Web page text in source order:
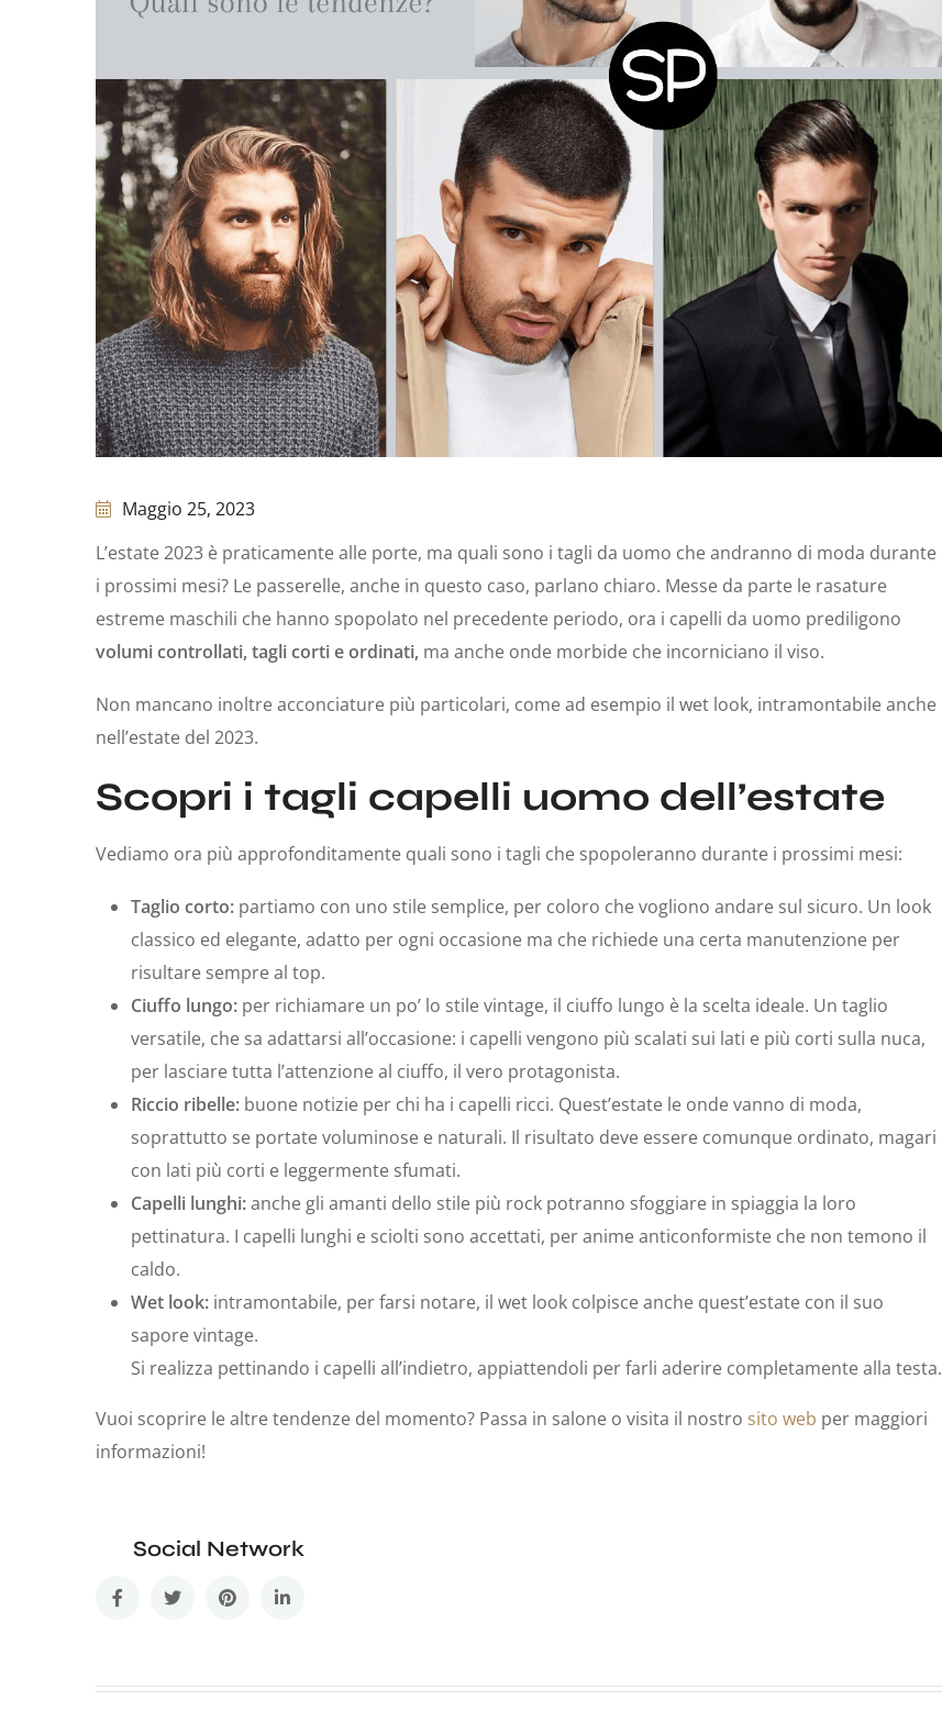
Maggio 25, 2023
L’estate 2023 è praticamente alle porte, ma quali sono i tagli da uomo che andranno di moda durante
i prossimi mesi? Le passerelle, anche in questo caso, parlano chiaro. Messe da parte le rasature
estreme maschili che hanno spopolato nel precedente periodo, ora i capelli da uomo prediligono
volumi controllati, tagli corti e ordinati, ma anche onde morbide che incorniciano il viso.
Non mancano inoltre acconciature più particolari, come ad esempio il wet look, intramontabile anche
nell’estate del 2023.
Scopri i tagli capelli uomo dell’estate
Vediamo ora più approfonditamente quali sono i tagli che spopoleranno durante i prossimi mesi:
Taglio corto: partiamo con uno stile semplice, per coloro che vogliono andare sul sicuro. Un look
classico ed elegante, adatto per ogni occasione ma che richiede una certa manutenzione per
risultare sempre al top.
Ciuffo lungo: per richiamare un po’ lo stile vintage, il ciuffo lungo è la scelta ideale. Un taglio
versatile, che sa adattarsi all’occasione: i capelli vengono più scalati sui lati e più corti sulla nuca,
per lasciare tutta l’attenzione al ciuffo, il vero protagonista.
Riccio ribelle: buone notizie per chi ha i capelli ricci. Quest’estate le onde vanno di moda,
soprattutto se portate voluminose e naturali. Il risultato deve essere comunque ordinato, magari
con lati più corti e leggermente sfumati.
Capelli lunghi:anche gli amanti dello stile più rock potranno sfoggiare in spiaggia la loro
pettinatura. I capelli lunghi e sciolti sono accettati, per anime anticonformiste che non temono il
caldo.
Wet look: intramontabile, per farsi notare, il wet look colpisce anche quest’estate con il suo
sapore vintage.
Si realizza pettinando i capelli all’indietro, appiattendoli per farli aderire completamente alla testa.
Vuoi scoprire le altre tendenze del momento? Passa in salone o visita il nostro sito web per maggiori
informazioni!
Social Network